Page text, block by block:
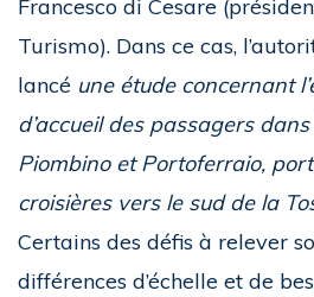
Francesco di Cesare
Turismo). Dans ce cas,
lancé une étude concernant
d’accueil des passagers
Piombino et Portoferraio,
croisières vers le sud de la
Certains des défis à relever
différences d’échelle et de